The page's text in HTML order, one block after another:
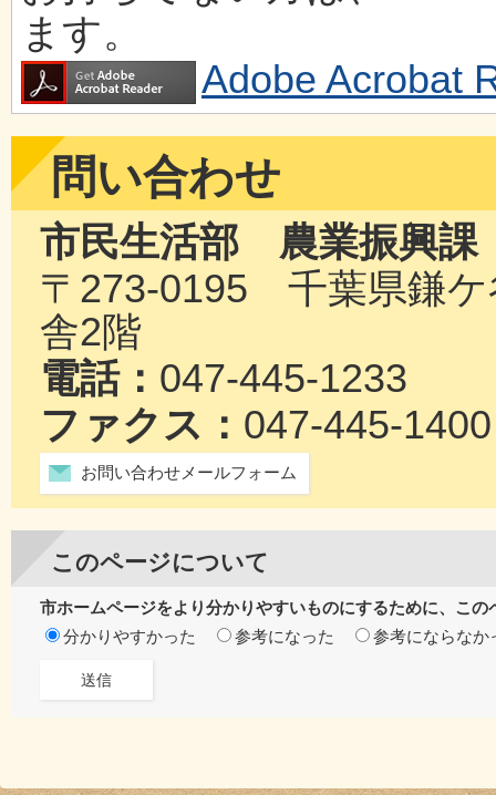
ます。
Adobe Acrobat
問い合わせ
市民生活部 農業振興
〒273-0195 千葉県鎌
舎2階
電話： 047-445-1233
ファクス： 047-445-1400
お問い合わせメールフォーム
このページについて
市ホームページをより分かりやすいものにするために、こ
分かりやすかった
参考になった 参考にならなか